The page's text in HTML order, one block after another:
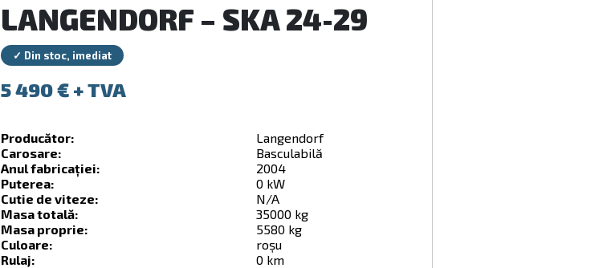
LANGENDORF – SKA 24-29
✓ Din stoc, imediat
5 490€
Producător:
Langendorf
Carosare:
Basculabilă
Anul fabricației:
2004
Puterea:
0 kW
Cutie de viteze:
N/A
Masa totală:
35000 kg
Masa proprie:
5580 kg
Culoare:
roșu
Rulaj:
0 km